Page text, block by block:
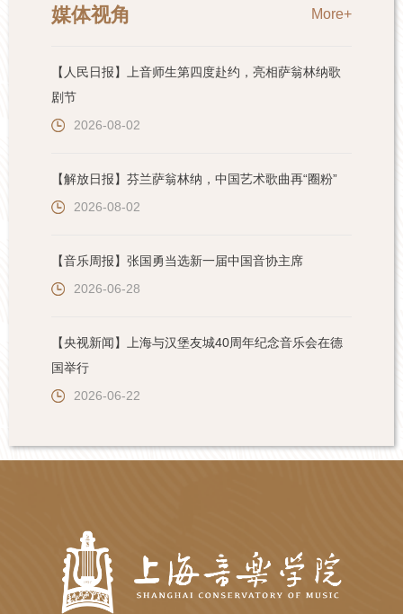
媒体视角 More+
【人民日报】上音师生第四度赴约，亮相萨翁林纳歌
剧节
2026-08-02
【解放日报】芬兰萨翁林纳，中国艺术歌曲再“圈粉”
2026-08-02
【音乐周报】张国勇当选新一届中国音协主席
2026-06-28
【央视新闻】上海与汉堡友城40周年纪念音乐会在德
国举行
2026-06-22